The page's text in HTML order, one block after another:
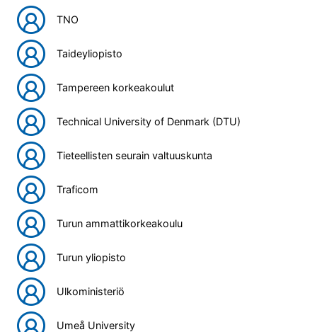
TNO
Taideyliopisto
Tampereen korkeakoulut
Technical University of Denmark (DTU)
Tieteellisten seurain valtuuskunta
Traficom
Turun ammattikorkeakoulu
Turun yliopisto
Ulkoministeriö
Umeå University